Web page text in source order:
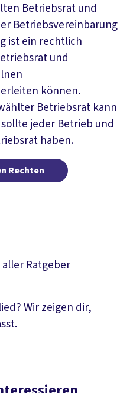
Betriebsrat und
Betriebsvereinbarung
ist ein rechtlich
und
können.
Betriebsrat kann
jeder Betrieb und
haben.
Rechten
Ratgeber
Wir zeigen dir,